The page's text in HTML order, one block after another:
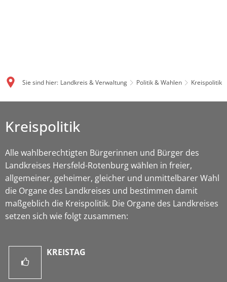
Sie sind hier: Landkreis & Verwaltung Politik & Wahlen Kreispolitik
Kreispolitik
Alle wahlberechtigten Bürgerinnen und Bürger des
Landkreises Hersfeld-Rotenburg wählen in freier,
allgemeiner, geheimer, gleicher und unmittelbarer Wahl
die Organe des Landkreises und bestimmen damit
maßgeblich die Kreispolitik. Die Organe des Landkreises
setzen sich wie folgt zusammen:
KREISTAG